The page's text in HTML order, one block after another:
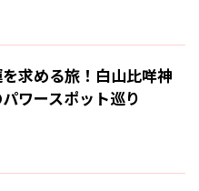
求める旅！白山比咩神
ワースポット巡り